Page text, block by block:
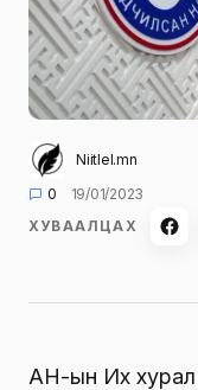
Niitlel.mn
0
19/01/2023
ХУВААЛЦАХ
АН-ын Их